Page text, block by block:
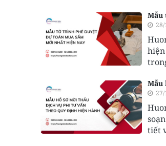
Mẫu
28/
Mẫu
27/
tiết